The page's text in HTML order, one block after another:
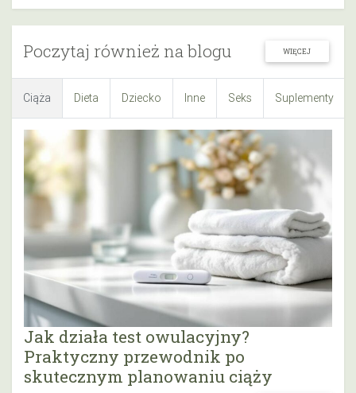
Poczytaj również na blogu WIĘCEJ
Ciąża Dieta Dziecko Inne Seks Suplementy
Jak działa test owulacyjny?
Praktyczny przewodnik po
skutecznym planowaniu ciąży